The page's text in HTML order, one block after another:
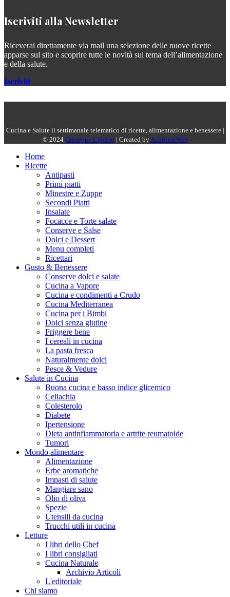
Iscriviti alla Newsletter
Riceverai direttamente via mail una selezione delle nuove ricette
apparse sul sito e scoprire tutte le novità sul tema dell’alimentazione
e della salute.
Iscriviti
Cucina e Salute il settimanale telematico di ricette, alimentazione e benessere |
© 2024 Giuseppe Capano | Created byAchromeWeb
Home
Ricette
Antipasti
Primi piatti
Minestre e Zuppe
Secondi Piatti
Insalate
Focacce e Torte salate
Conserve e Salse
Dolci e Dessert
Menu completi
Ricettari
Gusto & Benessere
Conserve dolci e salate
Cucina a Vapore
Cucina e condimenti a Crudo
Cucina Mediterranea
Cucina per i Bimbi
Dolci senza glutine
Friggere bene
I cereali in cucina
La pasta fresca
Naturalmente dolci
Pesce & Vedure
Salute in Cucina
Buona cucina e basso indice glicemico
Celiachia
Colesterolo
Diabete
Ipertensione
Dieta antinfiammatoria e artrite reumatoide
Tumori
Mondo alimentare
Alimentazione
Erbe aromatiche
Impasti di salute
Mangiare sano
Olio di oliva
Spezie
Utensili da cucina
Trucchi utili in cucina
Letture
I libri dello Chef
I libri consigliati
Cucina Naturale
Archivio Articoli
L'editoriale
Chi siamo